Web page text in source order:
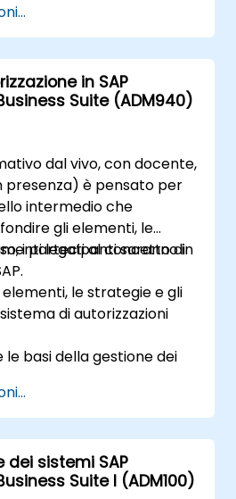
del sistema.
efficace i punti di
i vari moduli SAP e
problemi.
pratiche in materia
sistemica, ottimizzazione
di creare e
finanziari, operativi e
in SAP
Suite (ADM940)
dal vivo, con docente,
presenza) è pensato per
intermedio che
gli elementi, le
legati al concetto di
i partecipanti saranno in
le strategie e gli
di autorizzazioni
basi della gestione dei
dei ruoli per creare
sistemi SAP
Suite I (ADM100)